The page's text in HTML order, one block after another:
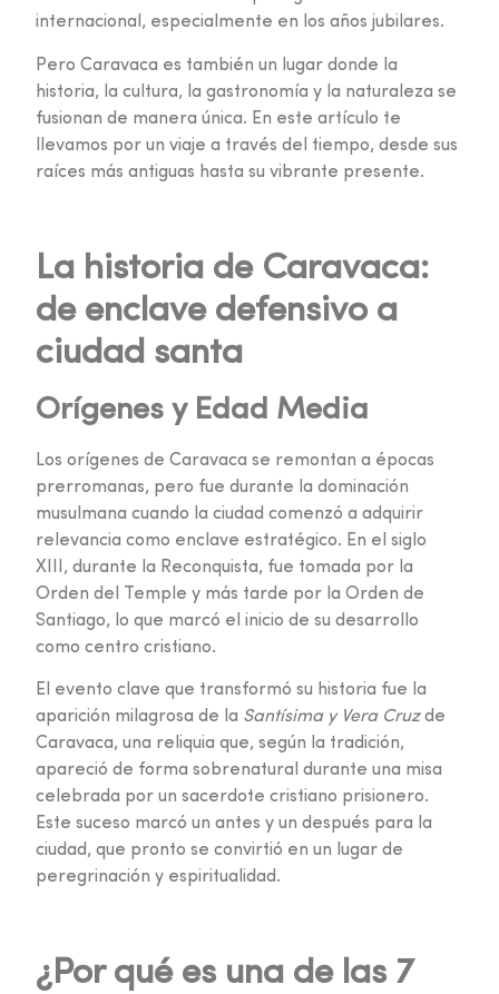
internacional, especialmente en los años jubilares.
Pero Caravaca es también un lugar donde la
historia, la cultura, la gastronomía y la naturaleza se
fusionan de manera única. En este artículo te
llevamos por un viaje a través del tiempo, desde sus
raíces más antiguas hasta su vibrante presente.
La historia de Caravaca:
de enclave defensivo a
ciudad santa
Orígenes y Edad Media
Los orígenes de Caravaca se remontan a épocas
prerromanas, pero fue durante la dominación
musulmana cuando la ciudad comenzó a adquirir
relevancia como enclave estratégico. En el siglo
XIII, durante la Reconquista, fue tomada por la
Orden del Temple y más tarde por la Orden de
Santiago, lo que marcó el inicio de su desarrollo
como centro cristiano.
El evento clave que transformó su historia fue la
aparición milagrosa de la Santísima y Vera Cruzde
Caravaca, una reliquia que, según la tradición,
apareció de forma sobrenatural durante una misa
celebrada por un sacerdote cristiano prisionero.
Este suceso marcó un antes y un después para la
ciudad, que pronto se convirtió en un lugar de
peregrinación y espiritualidad.
¿Por qué es una de las 7